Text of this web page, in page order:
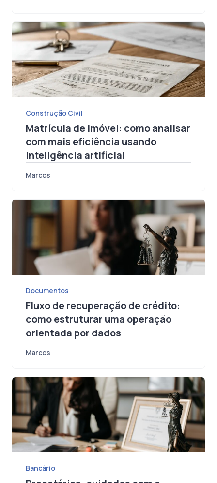
Construção Civil
Matrícula de imóvel: como analisar
com mais eficiência usando
inteligência artificial
Documentos
Fluxo de recuperação de crédito:
como estruturar uma operação
orientada por dados